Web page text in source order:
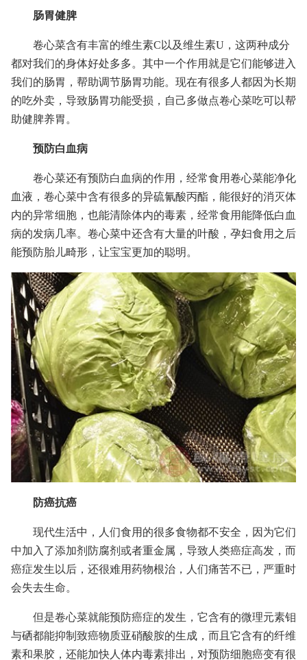
肠胃健脾
卷心菜含有丰富的维生素C以及维生素U，这两种成分
都对我们的身体好处多多。其中一个作用就是它们能够进入
我们的肠胃，帮助调节肠胃功能。现在有很多人都因为长期
的吃外卖，导致肠胃功能受损，自己多做点卷心菜吃可以帮
助健脾养胃。
预防白血病
卷心菜还有预防白血病的作用，经常食用卷心菜能净化
血液，卷心菜中含有很多的异硫氰酸丙酯，能很好的消灭体
内的异常细胞，也能清除体内的毒素，经常食用能降低白血
病的发病几率。卷心菜中还含有大量的叶酸，孕妇食用之后
能预防胎儿畸形，让宝宝更加的聪明。
防癌抗癌
现代生活中，人们食用的很多食物都不安全，因为它们
中加入了添加剂防腐剂或者重金属，导致人类癌症高发，而
癌症发生以后，还很难用药物根治，人们痛苦不已，严重时
会失去生命。
但是卷心菜就能预防癌症的发生，它含有的微理元素钼
与硒都能抑制致癌物质亚硝酸胺的生成，而且它含有的纤维
素和果胶，还能加快人体内毒素排出，对预防细胞癌变有很